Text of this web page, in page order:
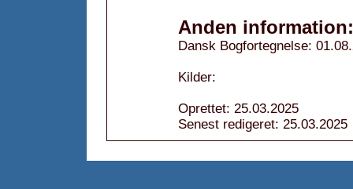
Anden information:
Dansk Bogfortegnelse:
Kilder:
Oprettet: 25.03.2025
Senest redigeret: 25.03.2025